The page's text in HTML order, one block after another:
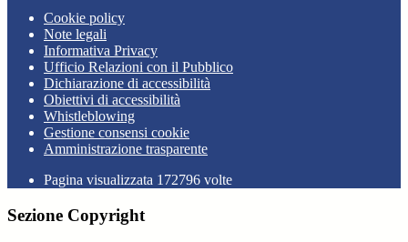
Cookie policy
Note legali
Informativa Privacy
Ufficio Relazioni con il Pubblico
Dichiarazione di accessibilità
Obiettivi di accessibilità
Whistleblowing
Gestione consensi cookie
Amministrazione trasparente
Pagina visualizzata 172796 volte
Sezione Copyright